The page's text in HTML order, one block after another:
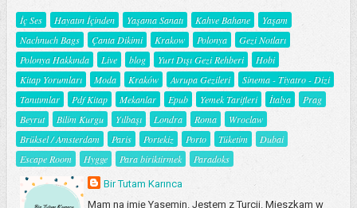
İç Ses Hayatın İçinden Yaşama Sanatı Kahve Bahane
Yaşam
Nachnuch Bags
Çanta Dikimi Krakow Polonya
Gezi Notları
Polonya Hakkında
Live blog Yurt Dışı Gezi Rehberi
Hobi
Kitap Yorumları
Moda Kraków Avrupa Gezileri
Sinema - Tiyatro - Dizi
Tanıtımlar
Pdf Kitap Mekanlar Epub Yemek Tarifleri İtalya
Prag
Beyrut
Bilim Kurgu Yılbaşı Londra Roma
Wroclaw
Brüksel / Amsterdam
Paris Portekiz Porto Tüketim
Dubai
Escape Room
Hygge Para biriktirmek Paradoks
Bir Tutam Karınca
Mam na imię Yasemin. Jestem z Turcji. Mieszkam w